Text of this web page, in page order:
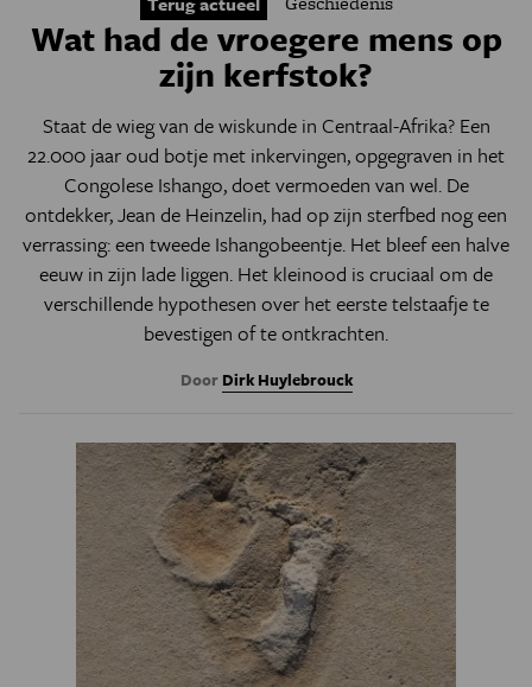
Wat had de vroegere mens op
zijn kerfstok?
Staat de wieg van de wiskunde in Centraal-Afrika? Een
22.000 jaar oud botje met inkervingen, opgegraven in het
Congolese Ishango, doet vermoeden van wel. De
ontdekker, Jean de Heinzelin, had op zijn sterfbed nog een
verrassing: een tweede Ishangobeentje. Het bleef een halve
eeuw in zijn lade liggen. Het kleinood is cruciaal om de
verschillende hypothesen over het eerste telstaafje te
bevestigen of te ontkrachten.
Door Dirk Huylebrouck